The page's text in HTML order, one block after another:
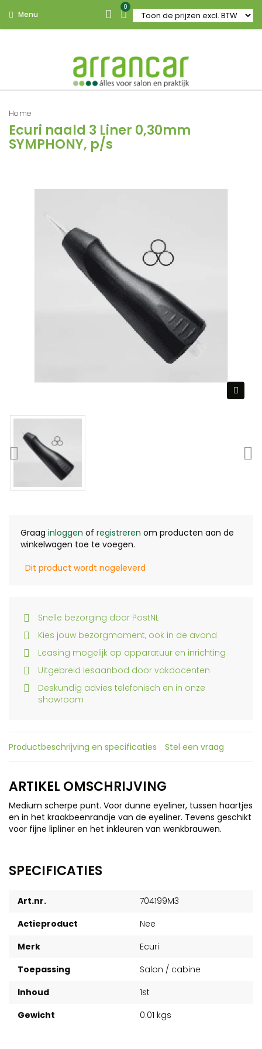
Menu
0
Home
Ecuri naald 3 Liner 0,30mm
SYMPHONY, p/s
Graag inloggen of registreren om producten aan de
winkelwagen toe te voegen.
Dit product wordt nageleverd
Snelle bezorging door PostNL
Kies jouw bezorgmoment, ook in de avond
Leasing mogelijk op apparatuur en inrichting
Uitgebreid lesaanbod door vakdocenten
Deskundig advies telefonisch en in onze
showroom
Productbeschrijving en specificaties Stel een vraag
ARTIKEL OMSCHRIJVING
Medium scherpe punt. Voor dunne eyeliner, tussen haartjes
en in het kraakbeenrandje van de eyeliner. Tevens geschikt
voor fijne lipliner en het inkleuren van wenkbrauwen.
SPECIFICATIES
Art.nr.
704199M3
Actieproduct
Nee
Merk
Ecuri
Toepassing
Salon / cabine
Inhoud
1st
Gewicht
0.01 kgs